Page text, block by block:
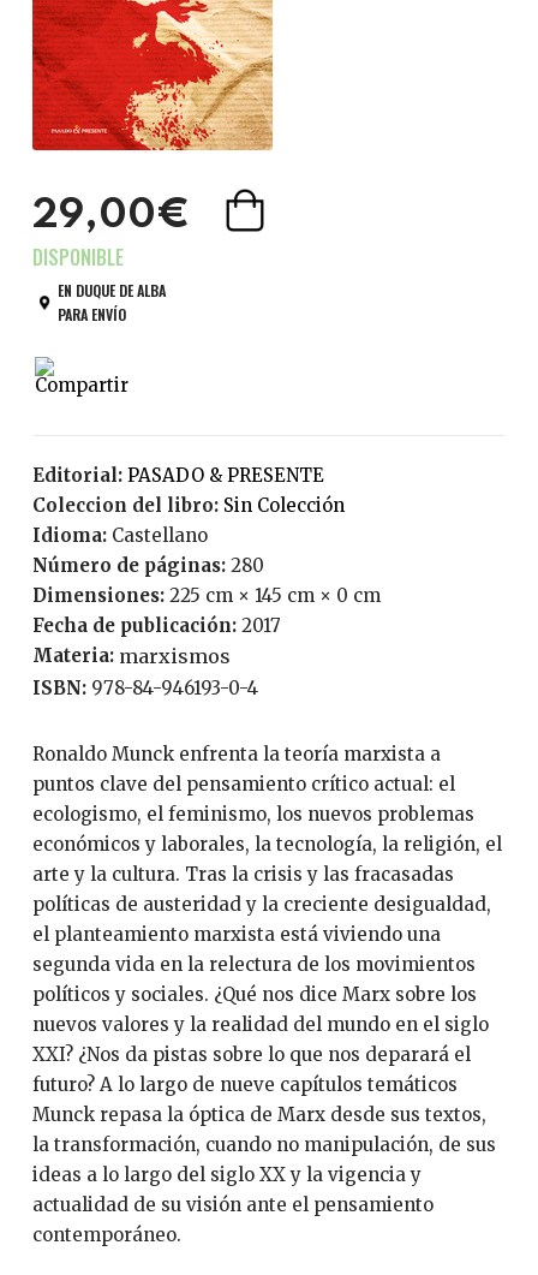
29,00€
EN DUQUE DE ALBA
PARA ENVÍO
Editorial:
PASADO & PRESENTE
Coleccion del libro:
Sin Colección
Idioma:
Castellano
Número de páginas:
280
Dimensiones: 225 cm × 145 cm × 0 cm
Fecha de publicación:
2017
Materia: marxismos
ISBN: 978-84-946193-0-4
Ronaldo Munck enfrenta la teoría marxista a
puntos clave del pensamiento crítico actual: el
ecologismo, el feminismo, los nuevos problemas
económicos y laborales, la tecnología, la religión, el
arte y la cultura. Tras la crisis y las fracasadas
políticas de austeridad y la creciente desigualdad,
el planteamiento marxista está viviendo una
segunda vida en la relectura de los movimientos
políticos y sociales. ¿Qué nos dice Marx sobre los
nuevos valores y la realidad del mundo en el siglo
XXI? ¿Nos da pistas sobre lo que nos deparará el
futuro? A lo largo de nueve capítulos temáticos
Munck repasa la óptica de Marx desde sus textos,
la transformación, cuando no manipulación, de sus
ideas a lo largo del siglo XX y la vigencia y
actualidad de su visión ante el pensamiento
contemporáneo.